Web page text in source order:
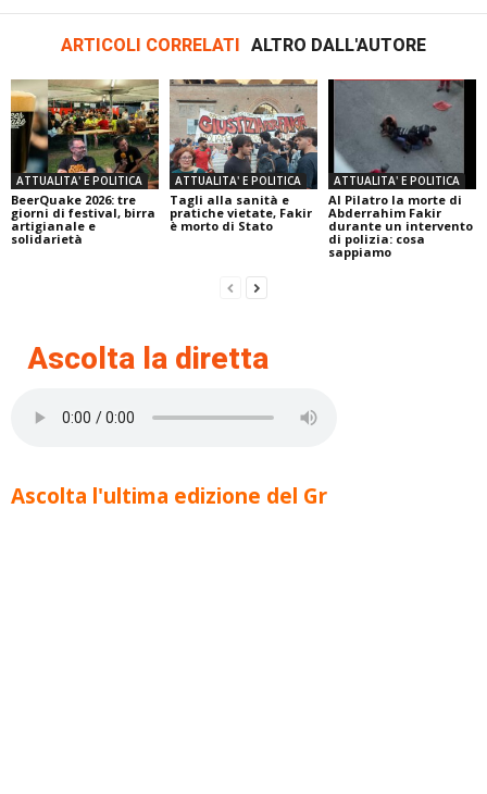
ARTICOLI CORRELATI ALTRO DALL'AUTORE
ATTUALITA' E POLITICA
BeerQuake 2026: tre
giorni di festival, birra
artigianale e
solidarietà
ATTUALITA' E POLITICA
Tagli alla sanità e
pratiche vietate, Fakir
è morto di Stato
ATTUALITA' E POLITICA
Al Pilatro la morte di
Abderrahim Fakir
durante un intervento
di polizia: cosa
sappiamo
Ascolta la diretta
Ascolta l'ultima edizione del Gr